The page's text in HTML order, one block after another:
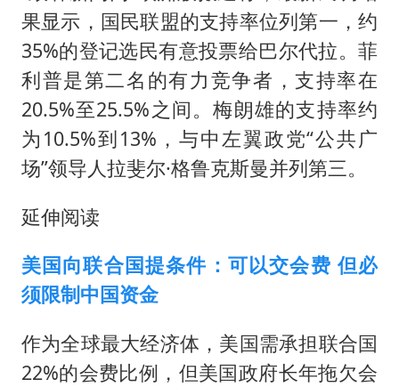
果显示，国民联盟的支持率位列第一，约
35%的登记选民有意投票给巴尔代拉。菲
利普是第二名的有力竞争者，支持率在
20.5%至25.5%之间。梅朗雄的支持率约
为10.5%到13%，与中左翼政党“公共广
场”领导人拉斐尔·格鲁克斯曼并列第三。
延伸阅读
美国向联合国提条件：可以交会费 但必
须限制中国资金
作为全球最大经济体，美国需承担联合国
22%的会费比例，但美国政府长年拖欠会